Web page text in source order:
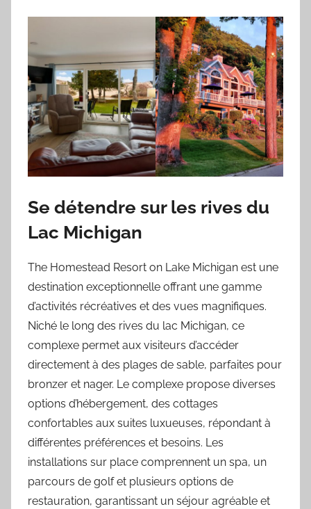
Se détendre sur les rives du
Lac Michigan
The Homestead Resort on Lake Michigan est une
destination exceptionnelle offrant une gamme
d’activités récréatives et des vues magnifiques.
Niché le long des rives du lac Michigan, ce
complexe permet aux visiteurs d’accéder
directement à des plages de sable, parfaites pour
bronzer et nager. Le complexe propose diverses
options d’hébergement, des cottages
confortables aux suites luxueuses, répondant à
différentes préférences et besoins. Les
installations sur place comprennent un spa, un
parcours de golf et plusieurs options de
restauration, garantissant un séjour agréable et